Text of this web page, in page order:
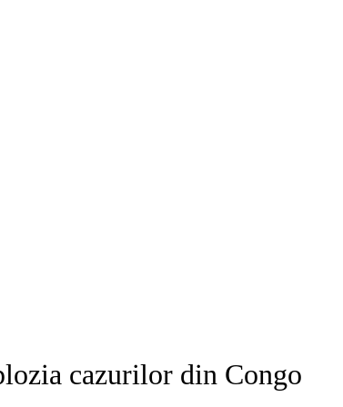
cazurilor din Congo